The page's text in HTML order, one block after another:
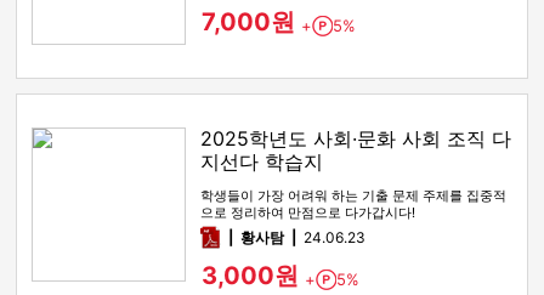
7,000원 + Point
5%
2025학년도 사회·문화 사회 조직 다
지선다 학습지
학생들이 가장 어려워 하는 기출 문제 주제를 집중적
으로 정리하여 만점으로 다가갑시다!
pdf황사탐 24.06.23
3,000원 + Point
5%